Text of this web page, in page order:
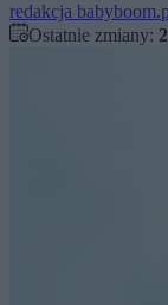
redakcja
Ostatnie zmiany: